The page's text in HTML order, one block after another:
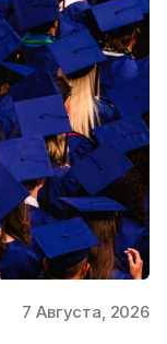
7 Августа, 2026